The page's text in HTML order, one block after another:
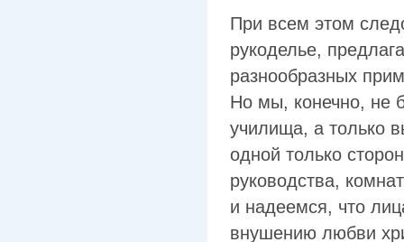
При всем этом
рукоделье,
разнообразных
Но мы, конечно, не
училища, а только
одной только
руководства,
и надеемся, что
внушению любви